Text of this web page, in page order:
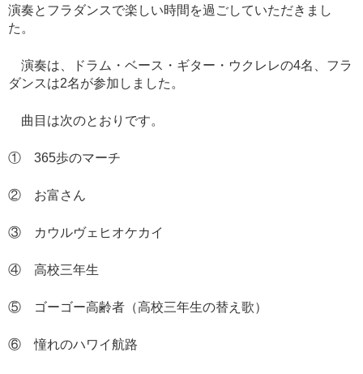
演奏とフラダンスで楽しい時間を過ごしていただきまし
た。
演奏は、ドラム・ベース・ギター・ウクレレの4名、フラ
ダンスは2名が参加しました。
曲目は次のとおりです。
① 365歩のマーチ
② お富さん
③ カウルヴェヒオケカイ
④ 高校三年生
⑤ ゴーゴー高齢者（高校三年生の替え歌）
⑥ 憧れのハワイ航路